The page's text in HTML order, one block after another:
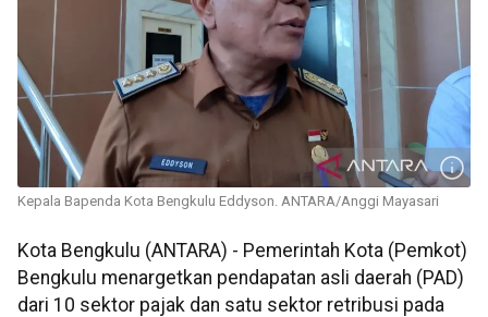
Kepala Bapenda Kota Bengkulu Eddyson. ANTARA/Anggi Mayasari
Kota Bengkulu (ANTARA) - Pemerintah Kota (Pemkot)
Bengkulu menargetkan pendapatan asli daerah (PAD)
dari 10 sektor pajak dan satu sektor retribusi pada